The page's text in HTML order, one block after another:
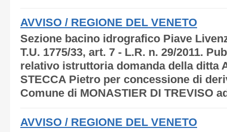
AVVISO / REGIONE DEL VENETO
Sezione bacino idrografico Piave
T.U. 1775/33, art. 7 - L.R. n. 29/2011.
relativo istruttoria domanda della ditta
STECCA Pietro per concessione di
Comune di MONASTIER DI TREVISO
AVVISO / REGIONE DEL VENETO